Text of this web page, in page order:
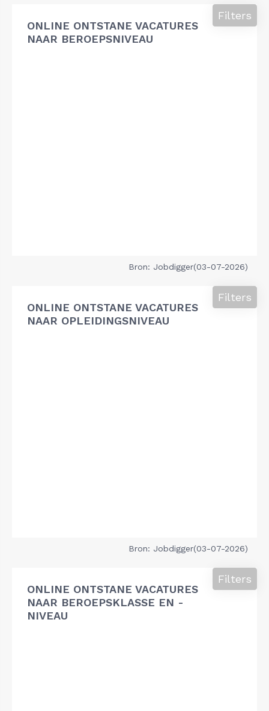
ONLINE ONTSTANE VACATURES
NAAR BEROEPSNIVEAU
Filters
Bron: Jobdigger(03-07-2026)
ONLINE ONTSTANE VACATURES
NAAR OPLEIDINGSNIVEAU
Filters
Bron: Jobdigger(03-07-2026)
ONLINE ONTSTANE VACATURES
NAAR BEROEPSKLASSE EN -
NIVEAU
Filters